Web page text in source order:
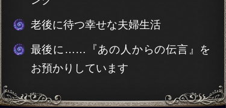
老後に待つ幸せな夫婦生活
最後に……『あの人からの伝言』を
お預かりしています